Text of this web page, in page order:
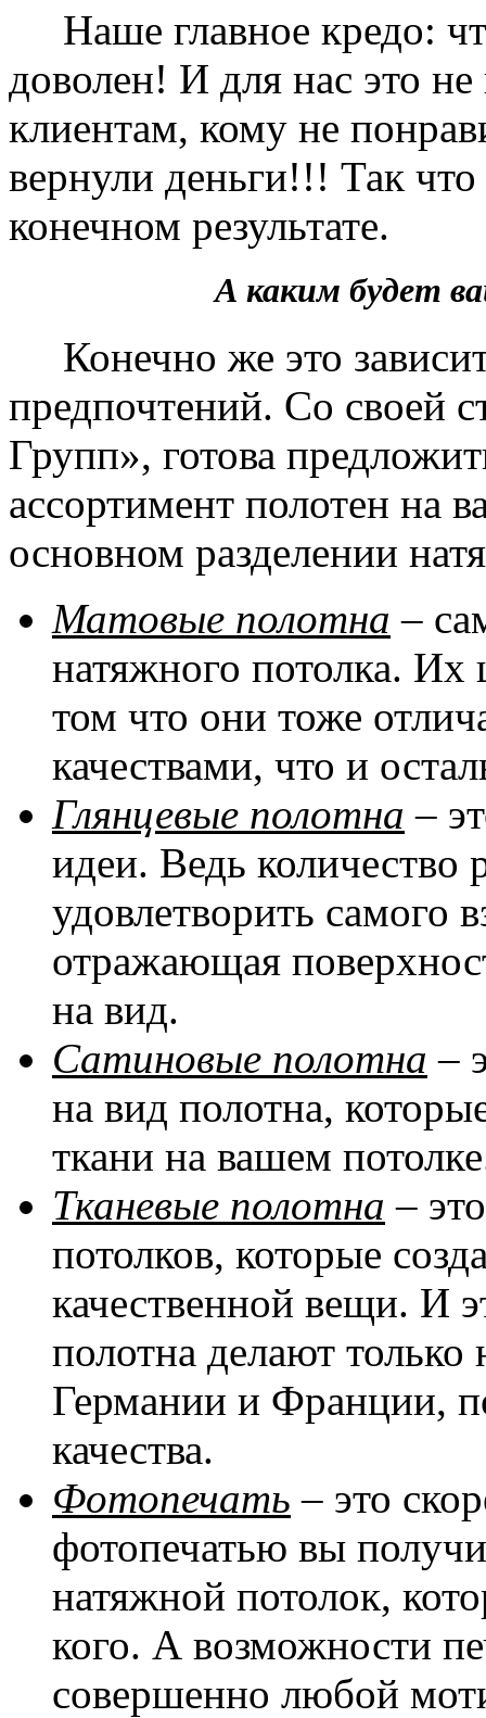
Наше главное кредо:
доволен! И для нас это
клиентам, кому не
вернули деньги!!! Так
конечном результате.
А каким будет
Конечно же это
предпочтений. Со своей
Групп», готова
ассортимент полотен на
основном разделении
Матовые полотна –
натяжного потолка. Их
том что они тоже
качествами, что и
Глянцевые полотна –
идеи. Ведь количество
удовлетворить самого
отражающая
на вид.
Сатиновые полотна –
на вид полотна,
ткани на вашем
Тканевые полотна –
потолков, которые
качественной вещи. И
полотна делают
Германии и Франции,
качества.
Фотопечать – это
фотопечатью вы
натяжной потолок,
кого. А возможности
совершенно любой